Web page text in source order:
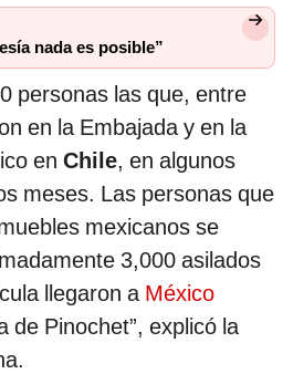
nada es posible”
personas las que, entre
en la Embajada y en la
en Chile, en algunos
meses. Las personas que
mexicanos se
3,000 asilados
llegaron a México
de Pinochet”, explicó la